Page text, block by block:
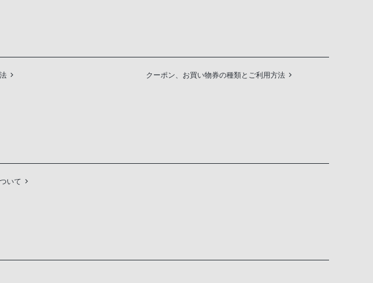
クーポン、お買い物券の種類とご利用方法
いて